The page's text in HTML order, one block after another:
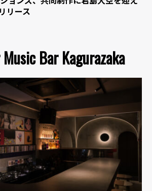
リース
Bar Kagurazaka